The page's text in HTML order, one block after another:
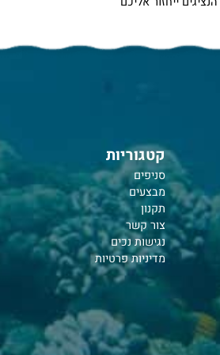
קטגוריות
סניפים
מבצעים
תקנון
צור קשר
גישות נכים
מדיניות פרטיות